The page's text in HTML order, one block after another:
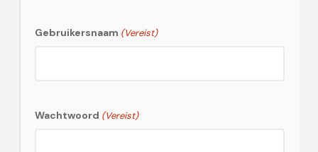
Gebruikersnaam (Vereist)
Wachtwoord (Vereist)